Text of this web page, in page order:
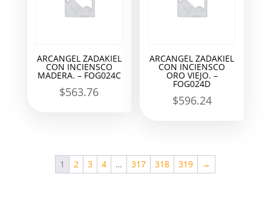
ARCANGEL ZADAKIEL
CON INCIENSCO
MADERA. – FOG024C
$563.76
ARCANGEL ZADAKIEL
CON INCIENSCO
ORO VIEJO. –
FOG024D
$596.24
1 2 3 4 … 317 318 319 →